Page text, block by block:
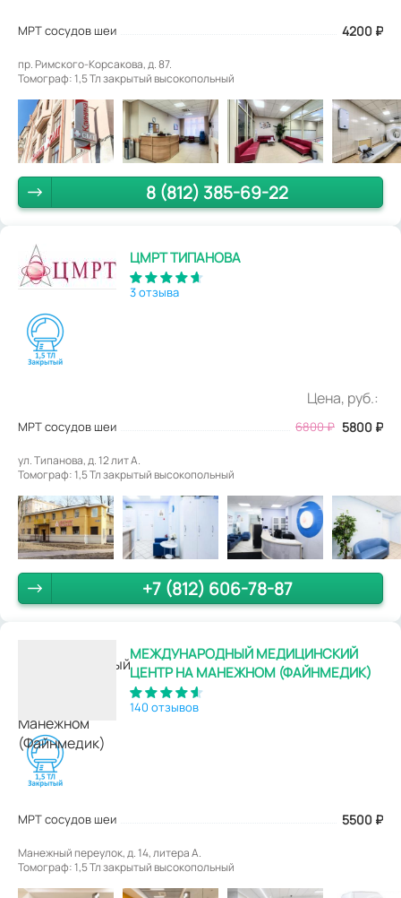
МРТ сосудов шеи 4200 ₽
пр. Римского-Корсакова, д. 87.
Томограф: 1,5 Тл закрытый высокопольный
8 (812) 385-69-22
ЦМРТ ТИПАНОВА
3 отзыва
Цена, руб.:
МРТ сосудов шеи 6800₽ 5800 ₽
ул. Типанова, д. 12 лит А.
Томограф: 1,5 Тл закрытый высокопольный
+7 (812) 606-78-87
МЕЖДУНАРОДНЫЙ МЕДИЦИНСКИЙ
ЦЕНТР НА МАНЕЖНОМ (ФАЙНМЕДИК)
140 отзывов
МРТ сосудов шеи 5500 ₽
Манежный переулок, д. 14, литера А.
Томограф: 1,5 Тл закрытый высокопольный